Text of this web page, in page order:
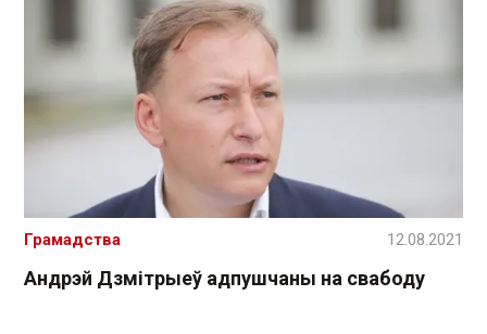
Андрэй Дзмітрыеў адпушчаны на свабоду
Грамадства 12.08.2021